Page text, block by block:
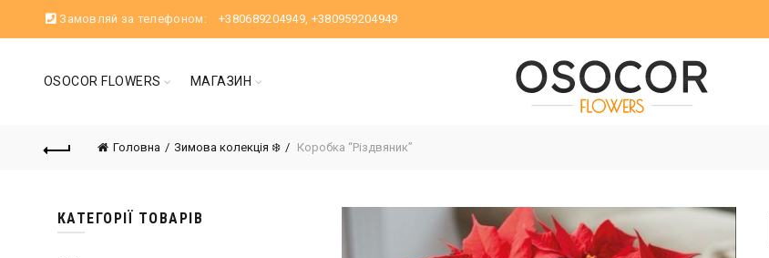
Замовляй за телефоном: +380689204949, +380959204949
OSOCOR FLOWERS МАГАЗИН
Головна Зимова колекція ❄️ Коробка “Різдвяник”
КАТЕГОРІЇ ТОВАРІВ